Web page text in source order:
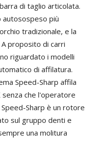
di taglio articolata.
autosospeso più
tradizionale, e la
proposito di carri
riguardato i modelli
di affilatura.
Speed-Sharp affila
che l'operatore
Sharp è un rotore
sul gruppo denti e
una molitura